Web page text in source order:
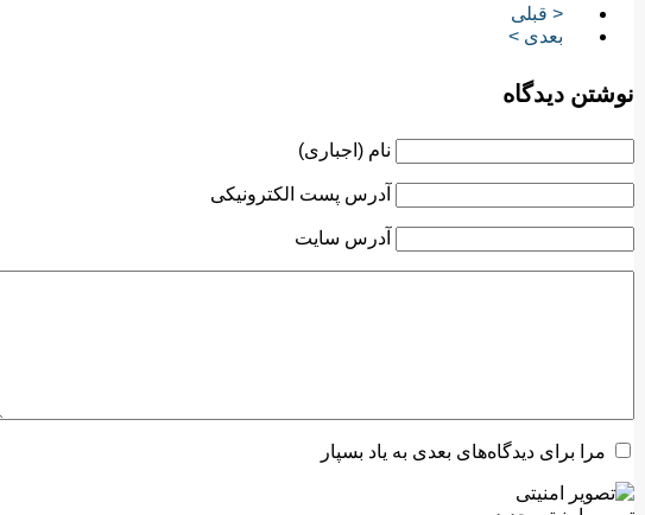
< قبلی
بعدی >
نوشتن دیدگاه
نام (اجباری)
آدرس پست الکترونیکی
آدرس سایت
مرا برای دیدگاه‌های بعدی به یاد بسپار